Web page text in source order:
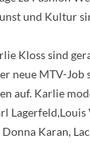
und Kultur
Kloss sind
neue MTV-Job
auf. Karlie
Lagerfeld,Louis
Karan,